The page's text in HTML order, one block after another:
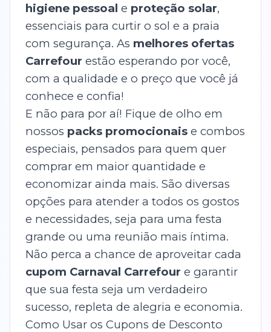
higiene pessoal e proteção solar,
essenciais para curtir o sol e a praia
com segurança. As melhores ofertas
Carrefour estão esperando por você,
com a qualidade e o preço que você já
conhece e confia!
E não para por aí! Fique de olho em
nossos packs promocionaise combos
especiais, pensados para quem quer
comprar em maior quantidade e
economizar ainda mais. São diversas
opções para atender a todos os gostos
e necessidades, seja para uma festa
grande ou uma reunião mais íntima.
Não perca a chance de aproveitar cada
cupom Carnaval Carrefour e garantir
que sua festa seja um verdadeiro
sucesso, repleta de alegria e economia.
Como Usar os Cupons de Desconto